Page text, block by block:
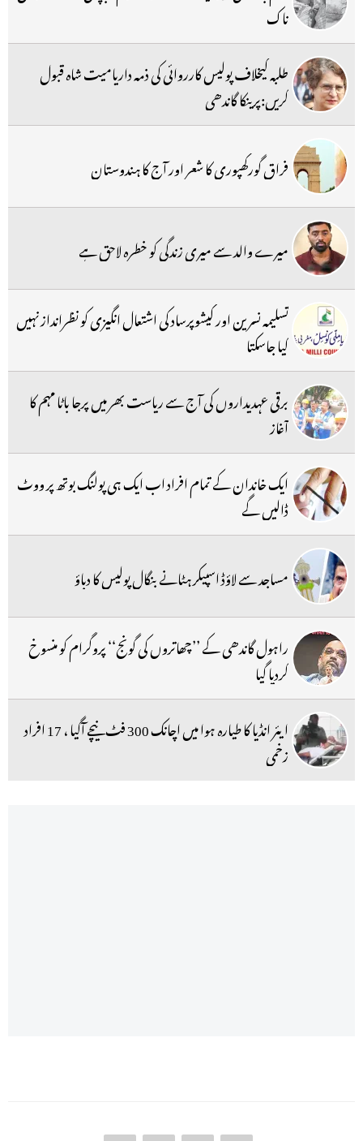
ناک
طلبہ کیخلاف پولیس کارروائی کی ذمہ داریامیت شاہ قبول
کریں:پرینکا گاندھی
فراق گورکھپوری کا شعر اور آج کا ہندوستان
میرے والد سے میری زندگی کو خطرہ لاحق ہے
تسلیمہ نسرین اور کیشوپرساد کی اشتعال انگیزی کو نظرانداز نہیں
کیا جاسکتا
برقی عہدیداروں کی آج سے ریاست بھر میں پرجا باٹا مہم کا
آغاز
ایک خاندان کے تمام افراد اب ایک ہی پولنگ بوتھ پر ووٹ
ڈالیں گے
مساجد سے لاؤڈ اسپیکر ہٹانے بنگال پولیس کا دباؤ
راہول گاندھی کے ’’چھاتروں کی گونج‘‘ پروگرام کو منسوخ
کردیا گیا
ایئر انڈیا کا طیارہ ہوا میں اچانک 300 فٹ نیچے آگیا ، 17 افراد
زخمی